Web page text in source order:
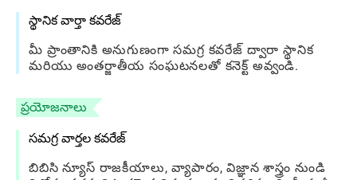
స్థానిక వార్తా కవరేజ్
మీ ప్రాంతానికి అనుగుణంగా సమగ్ర కవరేజ్ ద్వారా స్థానిక
మరియు అంతర్జాతీయ సంఘటనలతో కనెక్ట్ అవ్వండి.
ప్రయోజనాలు
సమగ్ర వార్తల కవరేజ్
బిబిసి న్యూస్ రాజకీయాలు, వ్యాపారం, విజ్ఞాన శాస్త్రం నుండి